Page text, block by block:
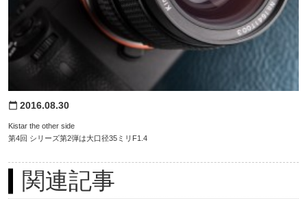
Kistar the other side
第4回 シリーズ第2弾は大口径35ミリF1.4
calendar_today 2016.08.30
関連記事